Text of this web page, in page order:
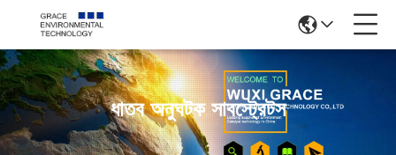
ধাতব অনুঘটক সাবস্ট্রেটস